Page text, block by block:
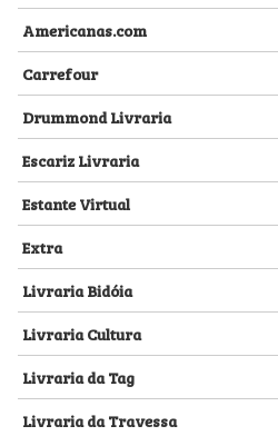
Americanas.com
Carrefour
Drummond Livraria
Escariz Livraria
Estante Virtual
Extra
Livraria Bidóia
Livraria Cultura
Livraria da Tag
Livraria da Travessa